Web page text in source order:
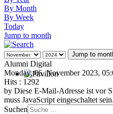
By Month
By Week
Today
Jump to month
Jump to
Alumni Digital
Monday, 06. November 2023,
Hits : 1292
by Diese E-Mail-Adresse ist vor
muss JavaScript eingeschaltet sein.
Suchen